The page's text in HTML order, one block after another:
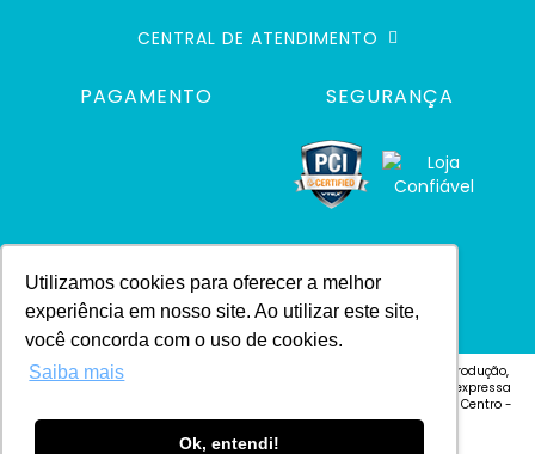
Utilizamos cookies para oferecer a melhor
experiência em nosso site. Ao utilizar este site,
você concorda com o uso de cookies.
Saiba mais
Ok, entendi!
CENTRAL DE ATENDIMENTO
PAGAMENTO SEGURANÇA
© 2024 Defacile. Todos os direitos reservados. É vedada qualquer reprodução,
total ou parcial, de qualquer elemento de identidade, ou textos, sem expressa
autorização Defacile - Endereço: Rua Cel. José Vitoriano Vilas Bôas, 4 - Centro -
CEP 18600-130 - Botucatu-SP